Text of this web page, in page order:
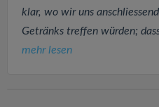
klar, wo wir uns
Getränks treffen würden;
mehr lesen